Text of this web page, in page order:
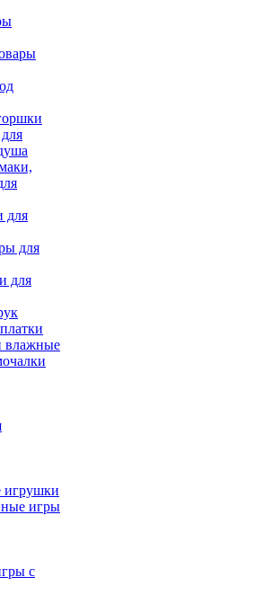
для
для
для
влажные
игрушки
игры
с